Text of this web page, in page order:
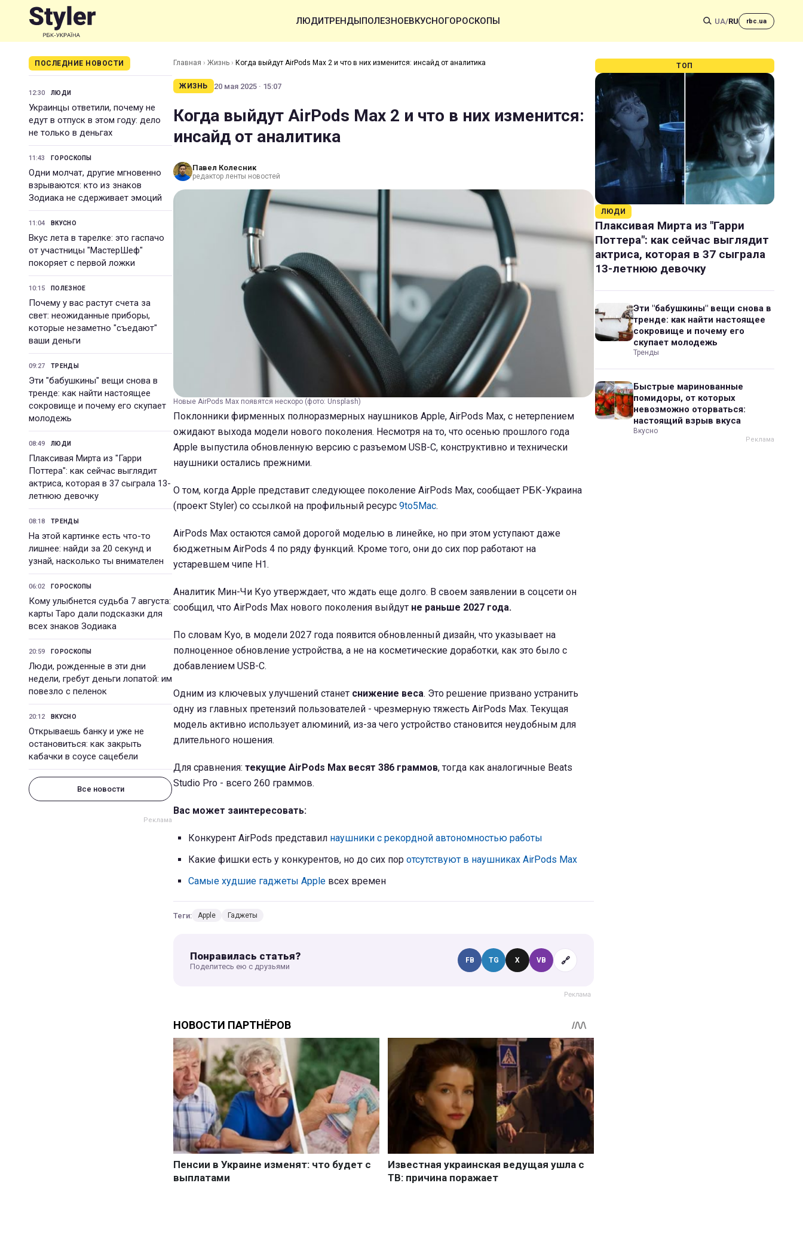
ЛЮДИТРЕНДЫПОЛЕЗНОЕВКУСНОГОРОСКОПЫ UA/RU rbc.ua
ПОСЛЕДНИЕ НОВОСТИ
12:30 ЛЮДИ
Украинцы ответили, почему не
едут в отпуск в этом году: дело
не только в деньгах
11:43 ГОРОСКОПЫ
Одни молчат, другие мгновенно
взрываются: кто из знаков
Зодиака не сдерживает эмоций
11:04 ВКУСНО
Вкус лета в тарелке: это гаспачо
от участницы "МастерШеф"
покоряет с первой ложки
10:15 ПОЛЕЗНОЕ
Почему у вас растут счета за
свет: неожиданные приборы,
которые незаметно "съедают"
ваши деньги
09:27 ТРЕНДЫ
Эти "бабушкины" вещи снова в
тренде: как найти настоящее
сокровище и почему его скупает
молодежь
08:49 ЛЮДИ
Плаксивая Мирта из "Гарри
Поттера": как сейчас выглядит
актриса, которая в 37 сыграла 13-
летнюю девочку
08:18 ТРЕНДЫ
На этой картинке есть что-то
лишнее: найди за 20 секунд и
узнай, насколько ты внимателен
06:02 ГОРОСКОПЫ
Кому улыбнется судьба 7 августа:
карты Таро дали подсказки для
всех знаков Зодиака
20:59 ГОРОСКОПЫ
Люди, рожденные в эти дни
недели, гребут деньги лопатой: им
повезло с пеленок
20:12 ВКУСНО
Открываешь банку и уже не
остановиться: как закрыть
кабачки в соусе сацебели
Все новости
Главная › Жизнь › Когда выйдут AirPods Max 2 и что в них изменится: инсайд от аналитика
ЖИЗНЬ 20 мая 2025 · 15:07
Когда выйдут AirPods Max 2 и что в них изменится:
инсайд от аналитика
Павел Колесник
редактор ленты новостей
Новые AirPods Max появятся нескоро (фото: Unsplash)
Поклонники фирменных полноразмерных наушников Apple, AirPods Max, с нетерпением
ожидают выхода модели нового поколения. Несмотря на то, что осенью прошлого года
Apple выпустила обновленную версию с разъемом USB-C, конструктивно и технически
наушники остались прежними.
О том, когда Apple представит следующее поколение AirPods Max, сообщает РБК-Украина
(проект Styler) со ссылкой на профильный ресурс 9to5Mac.
AirPods Max остаются самой дорогой моделью в линейке, но при этом уступают даже
бюджетным AirPods 4 по ряду функций. Кроме того, они до сих пор работают на
устаревшем чипе H1.
Аналитик Мин-Чи Куо утверждает, что ждать еще долго. В своем заявлении в соцсети он
сообщил, что AirPods Max нового поколения выйдут не раньше 2027 года.
По словам Куо, в модели 2027 года появится обновленный дизайн, что указывает на
полноценное обновление устройства, а не на косметические доработки, как это было с
добавлением USB-C.
Одним из ключевых улучшений станет снижение веса. Это решение призвано устранить
одну из главных претензий пользователей - чрезмерную тяжесть AirPods Max. Текущая
модель активно использует алюминий, из-за чего устройство становится неудобным для
длительного ношения.
Для сравнения: текущие AirPods Max весят 386 граммов, тогда как аналогичные Beats
Studio Pro - всего 260 граммов.
Вас может заинтересовать:
Конкурент AirPods представил наушники с рекордной автономностью работы
Какие фишки есть у конкурентов, но до сих пор отсутствуют в наушниках AirPods Max
Самые худшие гаджеты Apple всех времен
Теги: Apple Гаджеты
Понравилась статья?
Поделитесь ею с друзьями
FB TG X VB 🔗
ТОП
ЛЮДИ
Плаксивая Мирта из "Гарри
Поттера": как сейчас выглядит
актриса, которая в 37 сыграла
13-летнюю девочку
Эти "бабушкины" вещи снова в
тренде: как найти настоящее
сокровище и почему его
скупает молодежь
Тренды
Быстрые маринованные
помидоры, от которых
невозможно оторваться:
настоящий взрыв вкуса
Вкусно